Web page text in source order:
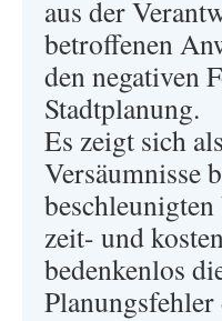
aus der
betroffenen
den negativen
Stadtplanung.
Es zeigt sich
Versäumnisse
zeit- und
bedenkenlos
Planungsfehler